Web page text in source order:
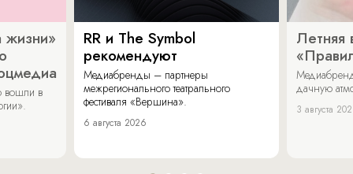
жизни»
вошли в
RR и The Symbol
рекомендуют
Медиабренды – партнеры
межрегионального театрального
фестиваля «Вершина».
6 августа 2026
Летняя
дачную
3 августа